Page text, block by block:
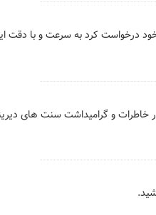
خود درخواست کرد به سرعت و با دقت
خاطرات و گرامیداشت سنت های